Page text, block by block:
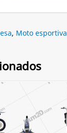
, Moto esportiva